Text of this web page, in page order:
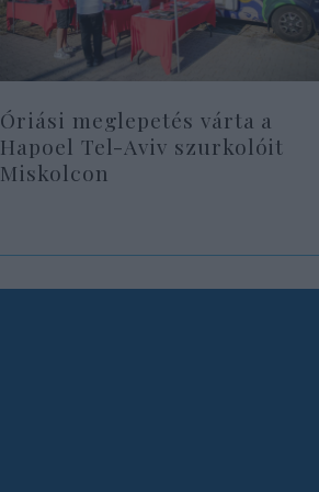
Óriási meglepetés várta a
Hapoel Tel-Aviv szurkolóit
Miskolcon